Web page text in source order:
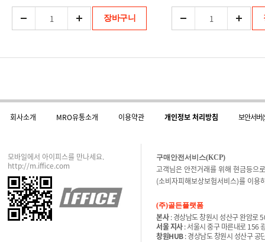
장바구니
회사소개 MRO유통소개 이용약관 개인정보 처리방침 보안서버
모바일에서 아이피스를 만나세요.
http://m.iffice.com
구매안전서비스(KCP)
고객님은 안전거래를 위해 현금등으
(소비자피해보상보험서비스)를 이용
(주)골든플랫폼
본사: 경상남도 창원시 성산구 완암로
서울 지사: 서울시 중구 마른내로 156
창원HUB: 경상남도 창원시 성산구 공